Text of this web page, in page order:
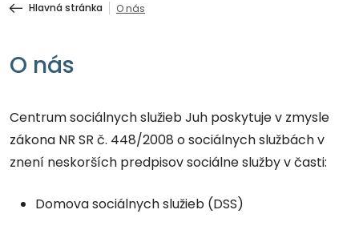
Hlavná stránka O nás
O nás
Centrum sociálnych služieb Juh poskytuje v zmysle
zákona NR SR č. 448/2008 o sociálnych službách v
znení neskorších predpisov sociálne služby v časti:
Domova sociálnych služieb (DSS)